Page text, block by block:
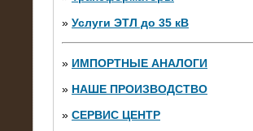
» Услуги ЭТЛ до 35 кВ
» ИМПОРТНЫЕ АНАЛОГИ
» НАШЕ ПРОИЗВОДСТВО
» СЕРВИС ЦЕНТР
штуки)